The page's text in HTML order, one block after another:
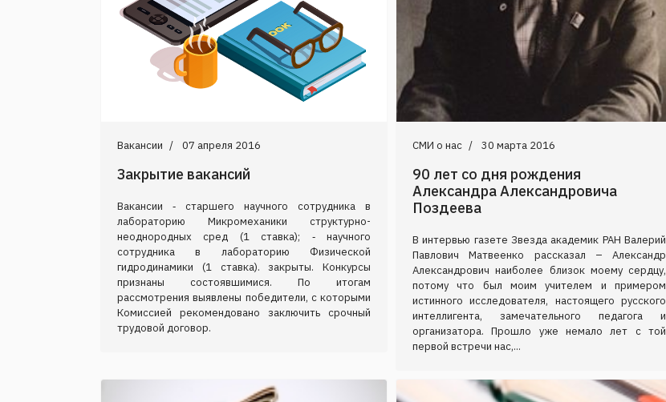
Вакансии 07 апреля 2016
Закрытие вакансий
Вакансии ‑ старшего научного сотрудника в
лабораторию Микромеханики структурно-
неоднородных сред (1 ставка); ‑ научного
сотрудника в лабораторию Физической
гидродинамики (1 ставка). закрыты. Конкурсы
признаны состоявшимися. По итогам
рассмотрения выявлены победители, с которыми
Комиссией рекомендовано заключить срочный
трудовой договор.
СМИ о нас 30 марта 2016
90 лет со дня рождения
Александра Александровича
Поздеева
В интервью газете Звезда академик РАН Валерий
Павлович Матвеенко рассказал – Александр
Александрович наиболее близок моему сердцу,
потому что был моим учителем и примером
истинного исследователя, настоящего русского
интеллигента, замечательного педагога и
организатора. Прошло уже немало лет с той
первой встречи нас,...